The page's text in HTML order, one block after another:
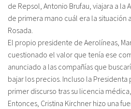
de Repsol, Antonio Brufau, viajara a la
de primera mano cuál era la situación
Rosada.
El propio presidente de Aerolíneas,
cuestionado el valor que tenía ese
anunciado a las compañías que
bajar los precios. Incluso la
primer discurso tras su licencia
Entonces, Cristina Kirchner hizo una